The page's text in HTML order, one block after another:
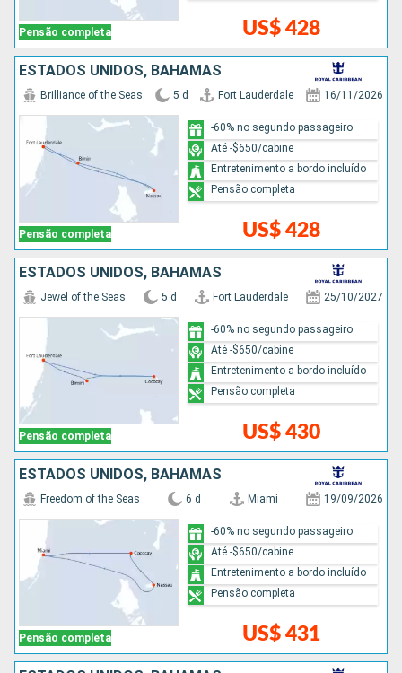
Pensão completa US$ 428
ESTADOS UNIDOS, BAHAMAS
Pensão completa
Brilliance of the Seas 5 d Fort Lauderdale 16/11/2026
US$ 428
-60% no segundo passageiro
Até -$650/cabine
Entretenimento a bordo incluído
Pensão completa
ESTADOS UNIDOS, BAHAMAS
Pensão completa
Jewel of the Seas 5 d Fort Lauderdale 25/10/2027
US$ 430
-60% no segundo passageiro
Até -$650/cabine
Entretenimento a bordo incluído
Pensão completa
ESTADOS UNIDOS, BAHAMAS
Pensão completa
Freedom of the Seas 6 d Miami 19/09/2026
US$ 431
-60% no segundo passageiro
Até -$650/cabine
Entretenimento a bordo incluído
Pensão completa